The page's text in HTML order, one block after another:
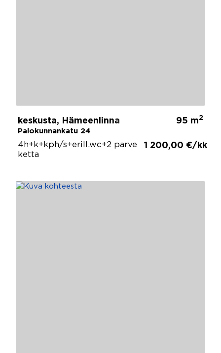
keskusta, Hämeenlinna
Palokunnankatu 24
95 m2
4h+k+kph/s+erill.wc+2 parve
ketta
1 200,00 €/kk